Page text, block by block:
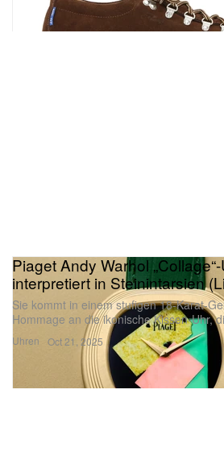
Uhren
Piaget Andy Warhol
interpretiert in Steinintarsien
Sie kommt in einem stufigen 18-Karat-
Hommage an die ikonische Kissen-Uhr,
Oct 21, 2025